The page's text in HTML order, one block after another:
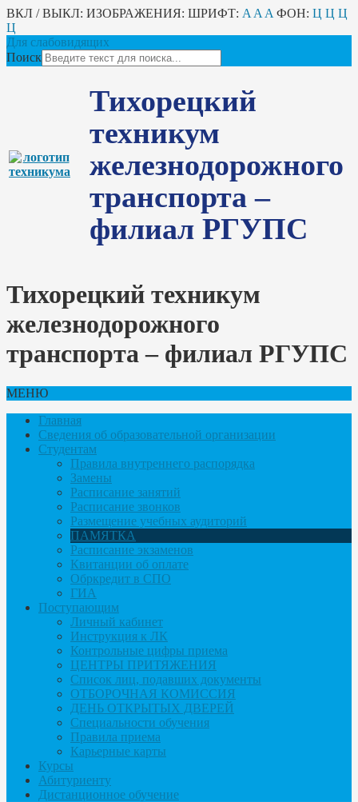
ВКЛ / ВЫКЛ: ИЗОБРАЖЕНИЯ: ШРИФТ: A A A ФОН: Ц Ц Ц
Ц
Для слабовидящих
Поиск
Тихорецкий
техникум
железнодорожного
транспорта –
филиал РГУПС
Тихорецкий техникум
железнодорожного
транспорта – филиал РГУПС
МЕНЮ
Главная
Сведения об образовательной организации
Студентам
Правила внутреннего распорядка
Замены
Расписание занятий
Расписание звонков
Размещение учебных аудиторий
ПАМЯТКА
Расписание экзаменов
Квитанции об оплате
Обркредит в СПО
ГИА
Поступающим
Личный кабинет
Инструкция к ЛК
Контрольные цифры приема
ЦЕНТРЫ ПРИТЯЖЕНИЯ
Список лиц, подавших документы
ОТБОРОЧНАЯ КОМИССИЯ
ДЕНЬ ОТКРЫТЫХ ДВЕРЕЙ
Специальности обучения
Правила приема
Карьерные карты
Курсы
Абитуриенту
Дистанционное обучение